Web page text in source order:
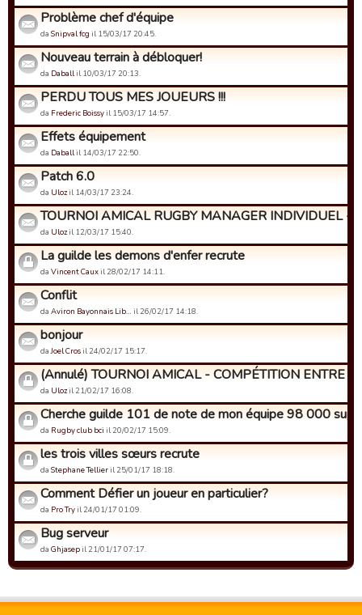
Problème chef d'équipe
da Snipval fcg il 15/03/17 20:45.
Nouveau terrain à débloquer!
da Daballil 10/03/17 20:13.
PERDU TOUS MES JOUEURS !!!
da Frederic Boissyil 15/03/17 14:57.
Effets équipement
da Daballil 14/03/17 22:50.
Patch 6.0
da Ulozil 14/03/17 23:24.
TOURNOI AMICAL RUGBY MANAGER INDIVIDUEL -
da Ulozil 12/03/17 15:40.
La guilde les demons d'enfer recrute
da Vincent Cauxil 28/02/17 14:11.
Conflit
da Aviron Bayonnais Lib… il 26/02/17 14:18.
bonjour
daJoel Crosil 24/02/17 15:17.
(Annulé) TOURNOI AMICAL - COMPÉTITION ENTRE
da Ulozil 21/02/17 16:08.
Cherche guilde 101 de note de mon équipe 98 000
da Rugby club bci il 20/02/17 15:09.
les trois villes sœurs recrute
da Stephane Tellieril 25/01/17 18:18.
Comment Défier un joueur en particulier?
da Pro Tryil 24/01/17 01:09.
Bug serveur
da Ghjasepil 21/01/17 07:17.